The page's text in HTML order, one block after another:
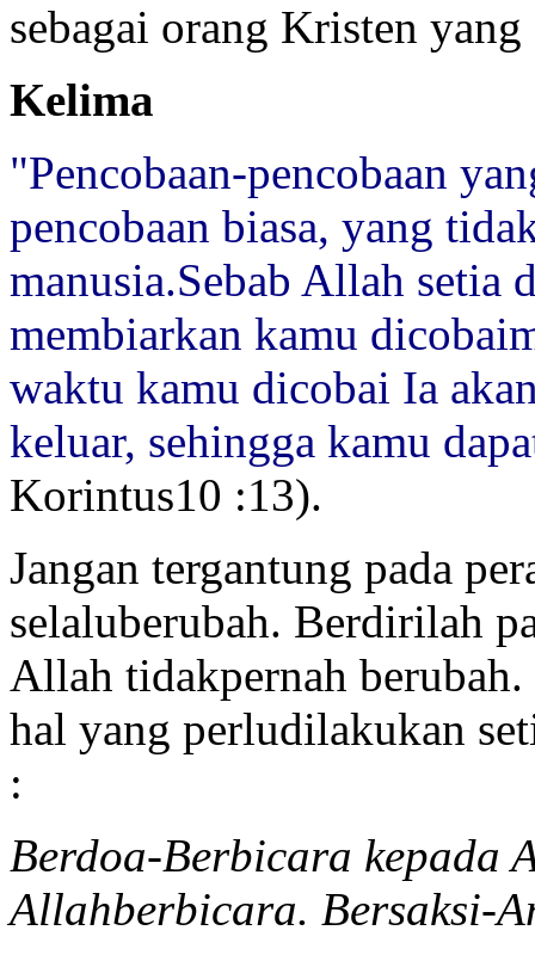
sebagai orang Kristen
Kelima
"Pencobaan-pencobaan
pencobaan biasa, yang
manusia.Sebab Allah setia
membiarkan kamu
waktu kamu dicobai Ia
keluar, sehingga kamu
Korintus10 :13).
Jangan tergantung pada
selaluberubah. Berdirilah
Allah tidakpernah berubah.
hal yang perludilakukan
:
Berdoa-Berbicara kepada
Allahberbicara. Bersaksi-